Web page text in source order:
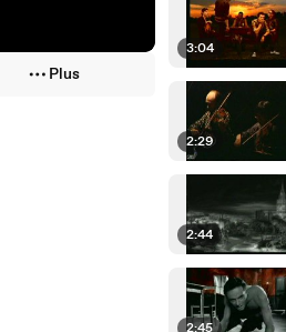
Plus
3:04
2:29
2:44